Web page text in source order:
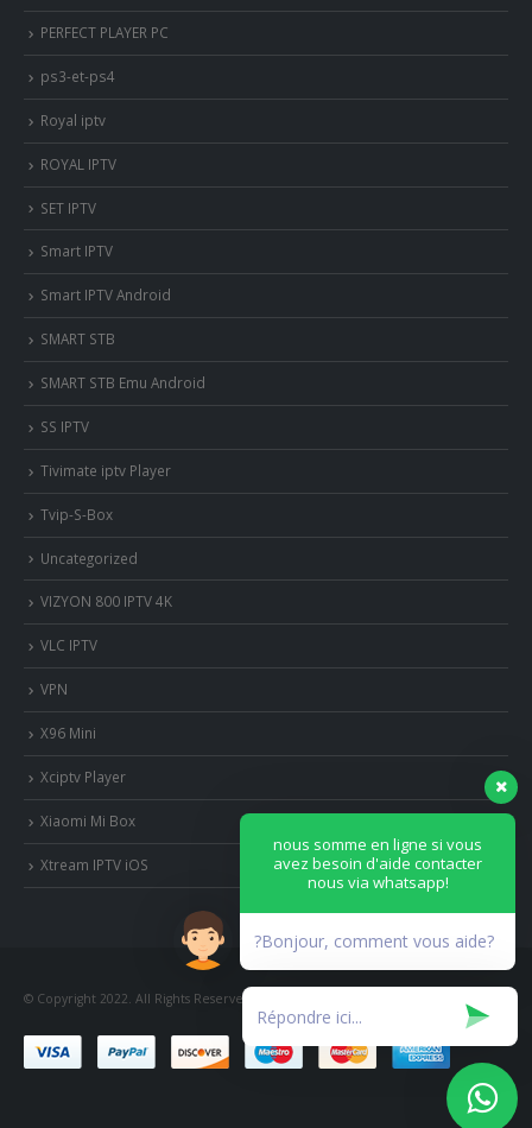
PERFECT PLAYER PC
ps3-et-ps4
Royal iptv
ROYAL IPTV
SET IPTV
Smart IPTV
Smart IPTV Android
SMART STB
SMART STB Emu Android
SS IPTV
Tivimate iptv Player
Tvip-S-Box
Uncategorized
VIZYON 800 IPTV 4K
VLC IPTV
VPN
X96 Mini
Xciptv Player
Xiaomi Mi Box
Xtream IPTV iOS
© Copyright 2022. All Rights Reserved.
nous somme en ligne si vous
avez besoin d'aide contacter
nous via whatsapp!
?Bonjour, comment vous aide?